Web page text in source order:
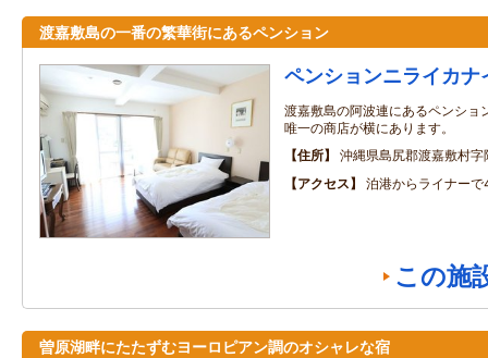
渡嘉敷島の一番の繁華街にあるペンション
ペンションニライカナ
渡嘉敷島の阿波連にあるペンショ
唯一の商店が横にあります。
住所
沖縄県島尻郡渡嘉敷村
アクセス
泊港からライナー
この施
曽原湖畔にたたずむヨーロピアン調のオシャレな宿